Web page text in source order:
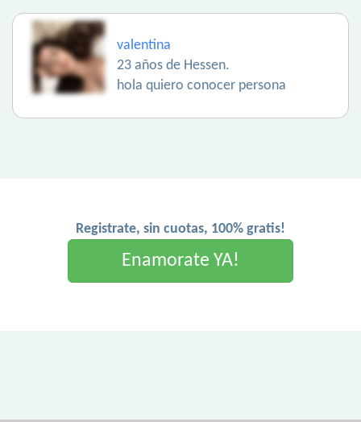
valentina
23 años de Hessen.
hola quiero conocer persona
Registrate, sin cuotas, 100% gratis!
Enamorate YA!